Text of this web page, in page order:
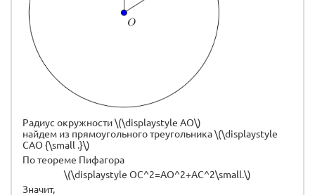
Радиус окружности \(\displaystyle AO\)
найдем из прямоугольного треугольника \(\displaystyle
CAO {\small .}\)
По теореме Пифагора
\(\displaystyle OC^2=AO^2+AC^2\small.\)
Значит,